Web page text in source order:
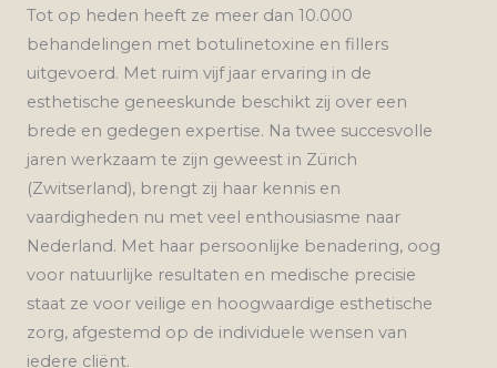
Tot op heden heeft ze meer dan 10.000
behandelingen met botulinetoxine en fillers
uitgevoerd. Met ruim vijf jaar ervaring in de
esthetische geneeskunde beschikt zij over een
brede en gedegen expertise. Na twee succesvolle
jaren werkzaam te zijn geweest in Zürich
(Zwitserland), brengt zij haar kennis en
vaardigheden nu met veel enthousiasme naar
Nederland. Met haar persoonlijke benadering, oog
voor natuurlijke resultaten en medische precisie
staat ze voor veilige en hoogwaardige esthetische
zorg, afgestemd op de individuele wensen van
iedere cliënt.